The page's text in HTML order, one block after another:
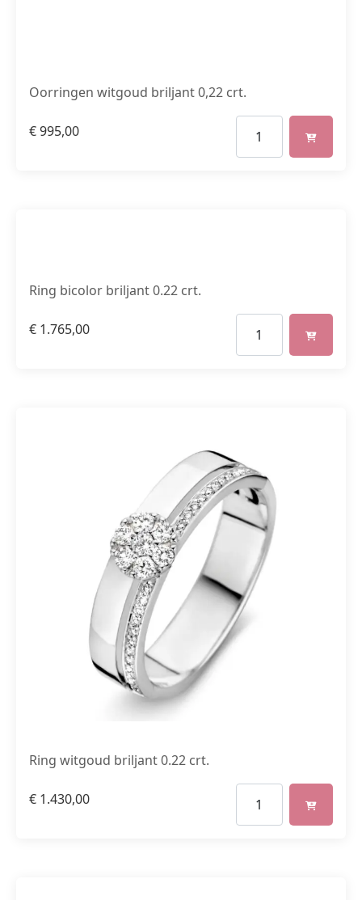
Oorringen witgoud briljant 0,22 crt.
€995,00
Ring bicolor briljant 0.22 crt.
€ 1.765,00
Ring witgoud briljant 0.22 crt.
€ 1.430,00